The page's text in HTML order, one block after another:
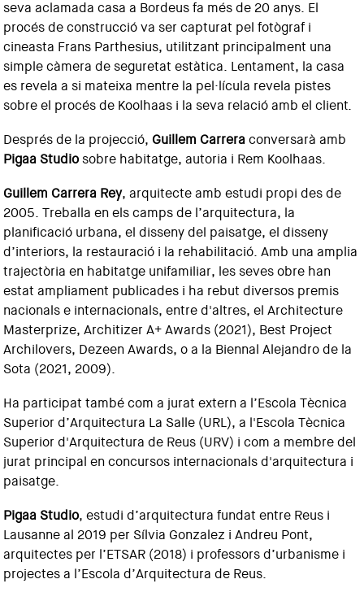
seva aclamada casa a Bordeus fa més de 20 anys. El
procés de construcció va ser capturat pel fotògraf i
cineasta Frans Parthesius, utilitzant principalment una
simple càmera de seguretat estàtica. Lentament, la casa
es revela a si mateixa mentre la pel·lícula revela pistes
sobre el procés de Koolhaas i la seva relació amb el client.
Després de la projecció, Guillem Carreraconversarà amb
Pigaa Studiosobre habitatge, autoria i Rem Koolhaas.
Guillem Carrera Rey, arquitecte amb estudi propi des de
2005. Treballa en els camps de l’arquitectura, la
planificació urbana, el disseny del paisatge, el disseny
d’interiors, la restauració i la rehabilitació. Amb una amplia
trajectòria en habitatge unifamiliar, les seves obre han
estat ampliament publicades i ha rebut diversos premis
nacionals e internacionals, entre d'altres, el Architecture
Masterprize, Architizer A+ Awards (2021), Best Project
Archilovers, Dezeen Awards, o a la Biennal Alejandro de la
Sota (2021, 2009).
Ha participat també com a jurat extern a l’Escola Tècnica
Superior d’Arquitectura La Salle (URL), a l'Escola Tècnica
Superior d'Arquitectura de Reus (URV) i com a membre del
jurat principal en concursos internacionals d'arquitectura i
paisatge.
Pigaa Studio, estudi d’arquitectura fundat entre Reus i
Lausanne al 2019 per Sílvia Gonzalez i Andreu Pont,
arquitectes per l’ETSAR (2018) i professors d’urbanisme i
projectes a l’Escola d’Arquitectura de Reus.